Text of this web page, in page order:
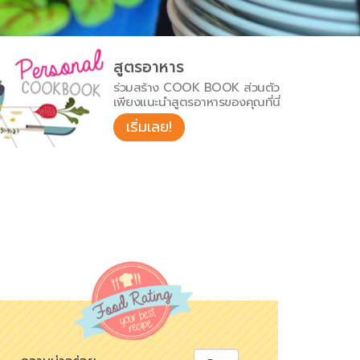
สูตรอาหาร
ร่วมสร้าง COOK BOOK ส่วนตัว
เพียงแนะนำสูตรอาหารของคุณที่นี่
เริ่มเลย!